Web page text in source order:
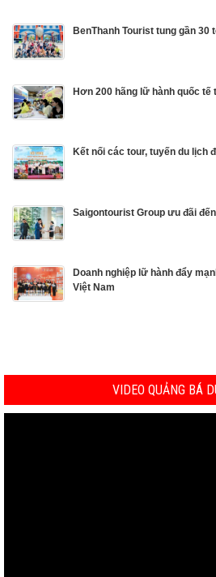
BenThanh Tourist tung gần 30
Hơn 200 hãng lữ hành quốc tế
Kết nối các tour, tuyến du lịch
Saigontourist Group ưu đãi
Doanh nghiệp lữ hành đẩy
Việt Nam
VIDEO QUẢNG BÁ